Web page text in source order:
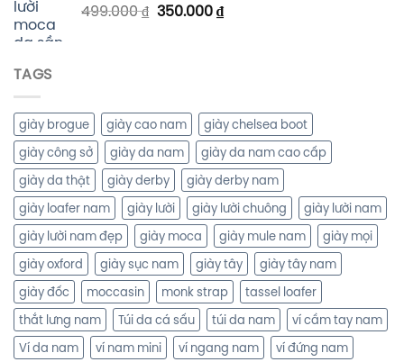
499.000₫ 350.000₫
TAGS
giày brogue giày cao nam
giày chelsea boot
giày công sở
giày da nam
giày da nam cao cấp
giày da thật
giày derby
giày derby nam
giày loafer nam
giày lười giày lười chuông
giày lười nam
giày lười nam đẹp
giày moca giày mule nam
giày mọi
giày oxford
giày sục nam giày tây
giày tây nam
giày đốc
moccasin monk strap
tassel loafer
thắt lưng nam
Túi da cá sấu túi da nam
ví cầm tay nam
Ví da nam
ví nam mini ví ngang nam ví đứng nam